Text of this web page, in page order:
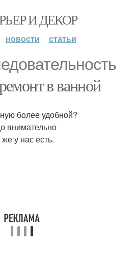
И ДЕКОР
новости статьи
в ванной
более удобной?
внимательно
у нас есть.